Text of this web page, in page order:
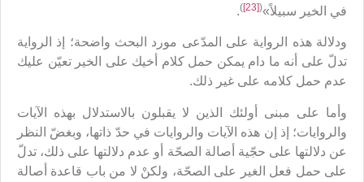
في الخير سبيلاً»(
[23]
)
.
ودلالة هذه الرواية على المدّعى مورد البحث واضحة؛ إذ الرواية
تدلّ على أنه ما دام يمكن حمل كلام أخيك على الخير تعيّن عليك
عدم حمل كلامه على غير ذلك.
وأما على مبنى أولئك الذين لا يقبلون بالاستدلال بهذه الآيات
والروايات؛ إذ إن هذه الآيات والروايات في حدّ ذاتها، وبغضّ النظر
عن دلالتها على حجّية أصالة الصحّة أو عدم دلالتها على ذلك، تدلّ
على حمل فعل الغير على الصحّة، ولكنْ لا من باب قاعدة أصالة